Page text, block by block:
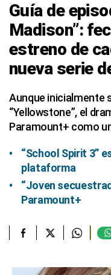
Guía de
Madison”:
estreno de
nueva serie
Aunque inicialmente
“Yellowstone”, el
Paramount+ como
“School Spirit 3”
plataforma
“Joven
Paramount+